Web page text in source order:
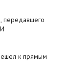
передавшего
к прямым